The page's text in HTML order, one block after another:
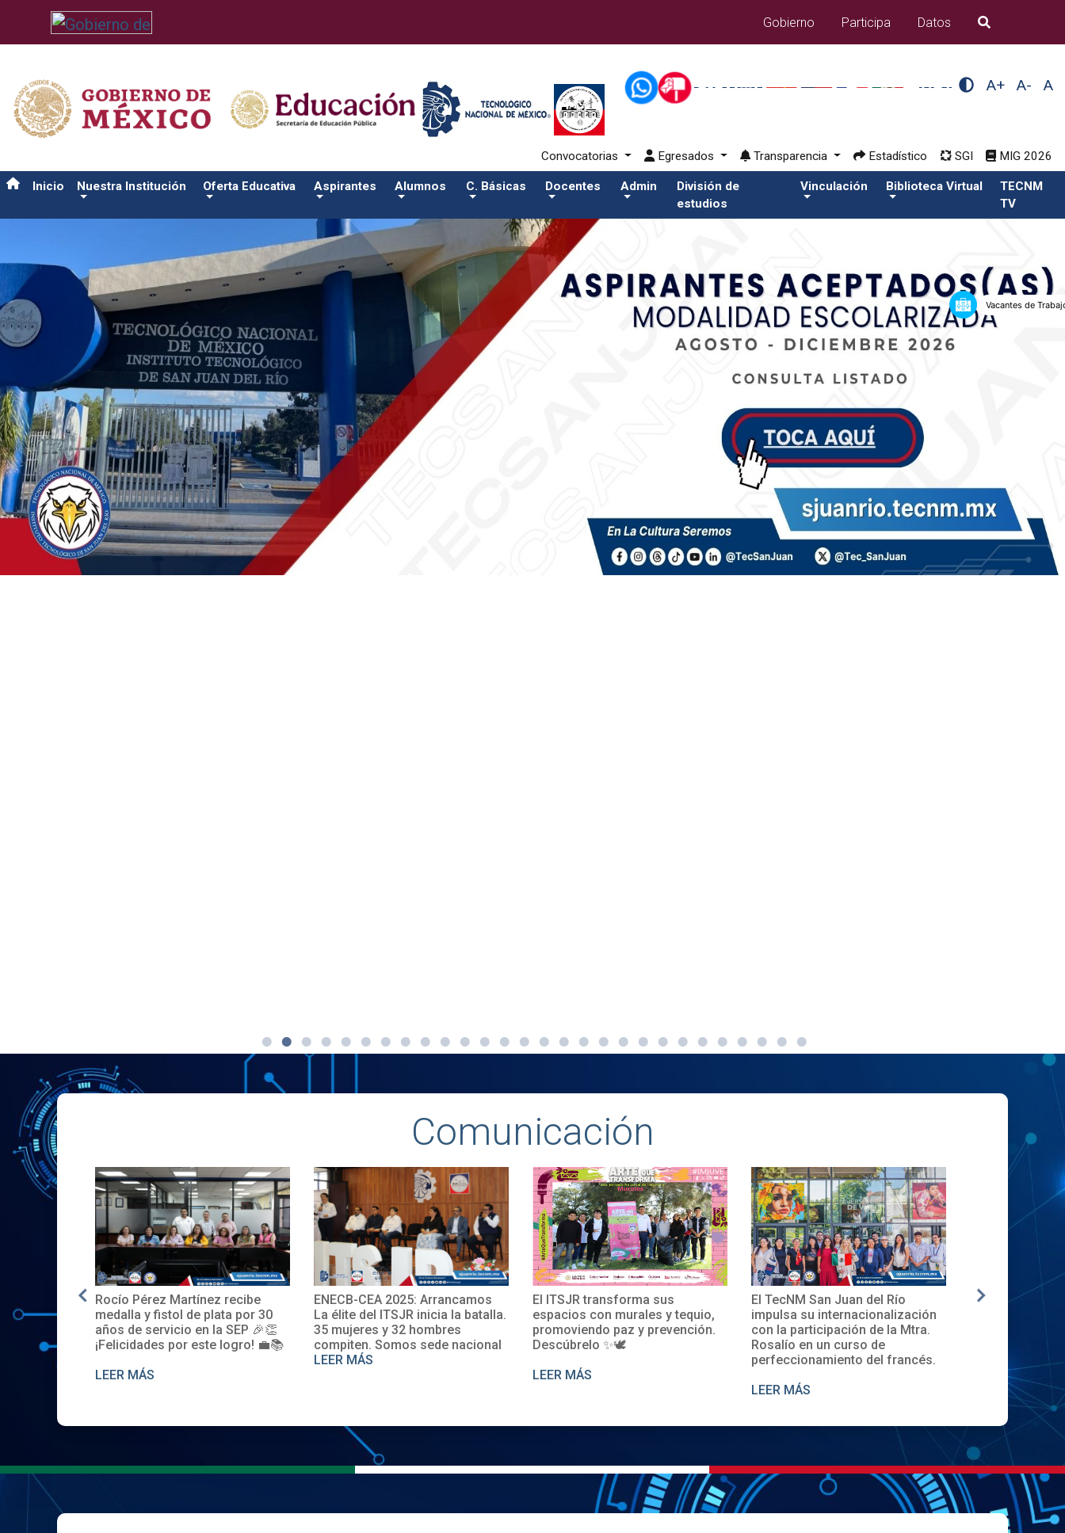
/usr/bin/ruby /www/wwwroot/sjuanrio.tecnm.mx/api/article.rb 80-eventos/pdfSalida del comando:
Gobierno
Participa Datos B�squeda
A+ A- A
Convocatorias Egresados Transparencia Estadístico SGI MIG 2026
Inicio Nuestra Institución Oferta Educativa Aspirantes Alumnos C. Básicas Docentes Admin
División de
estudios
Vinculación Biblioteca Virtual
TECNM
TV
Comunicación
Rocío Pérez Martínez recibe
medalla y fistol de plata por 30
años de servicio en la SEP 🎉👏
¡Felicidades por este logro! 💼📚
LEER MÁS
ENECB-CEA 2025: Arrancamos
La élite del ITSJR inicia la batalla.
35 mujeres y 32 hombres
compiten. Somos sede nacional
LEER MÁS
El ITSJR transforma sus
espacios con murales y tequio,
promoviendo paz y prevención.
Descúbrelo ✨🕊
LEER MÁS
El TecNM San Juan del Río
impulsa su internacionalización
con la participación de la Mtra.
Rosalío en un curso de
perfeccionamiento del francés.
LEER MÁS
✨🎓Toma de